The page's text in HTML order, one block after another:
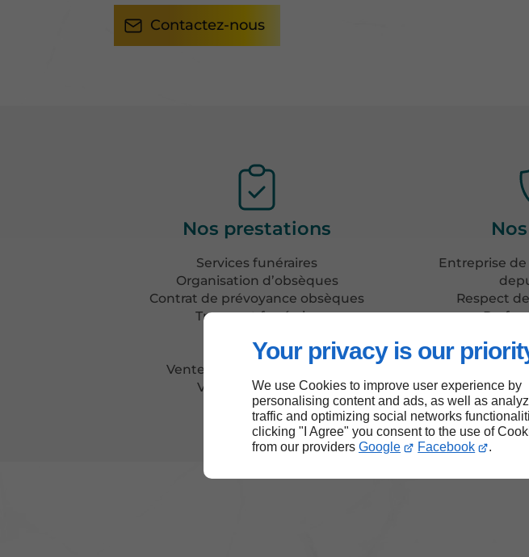
Your privacy is our
We use Cookies to improve user experience by
personalising content and ads, as well as
traffic and optimizing social networks
clicking "I Agree" you consent to the use of
from our providers Google Facebook .
Contactez-nous
Nos prestations
Services funéraires
Organisation d’obsèques
Contrat de prévoyance obsèques
Transport funéraire
Inhumation
Vente de plaques funéraires
Vente de cercueils
Entreprise
Respect